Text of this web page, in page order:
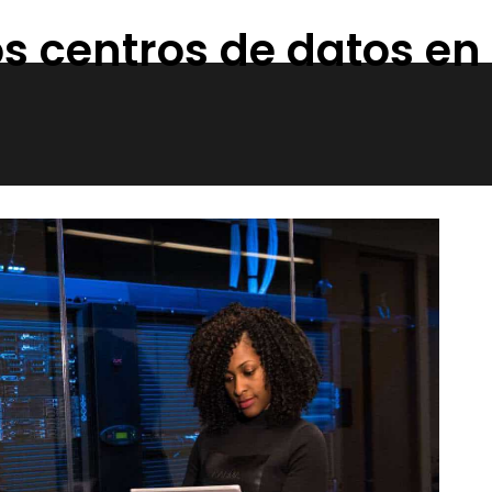
centros de datos